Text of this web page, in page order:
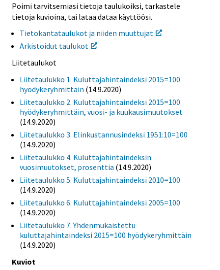
Poimi tarvitsemiasi tietoja taulukoiksi, tarkastele
tietoja kuvioina, tai lataa dataa käyttöösi.
Tietokantataulukot ja niiden muuttujat
Arkistoidut taulukot
Liitetaulukot
Liitetaulukko 1. Kuluttajahintaindeksi 2015=100
hyödykeryhmittäin (14.9.2020)
Liitetaulukko 2. Kuluttajahintaindeksi 2015=100
hyödykeryhmittäin, vuosi- ja kuukausimuutokset
(14.9.2020)
Liitetaulukko 3. Elinkustannusindeksi 1951:10=100
(14.9.2020)
Liitetaulukko 4. Kuluttajahintaindeksin
vuosimuutokset, prosenttia (14.9.2020)
Liitetaulukko 5. Kuluttajahintaindeksi 2010=100
(14.9.2020)
Liitetaulukko 6. Kuluttajahintaindeksi 2005=100
(14.9.2020)
Liitetaulukko 7. Yhdenmukaistettu
kuluttajahintaindeksi 2015=100 hyödykeryhmittäin
(14.9.2020)
Kuviot